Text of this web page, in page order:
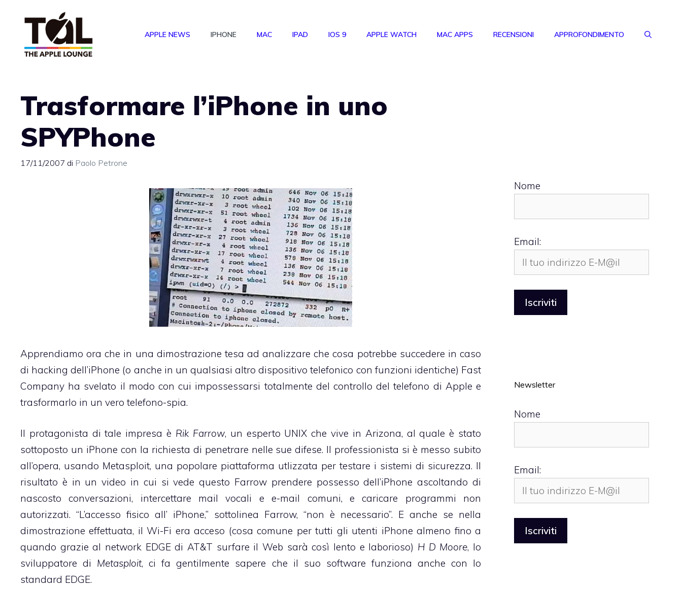
APPLE NEWS IPHONE MAC IPAD IOS 9 APPLE WATCH MAC APPS RECENSIONI APPROFONDIMENTO
Trasformare l’iPhone in uno
SPYPhone
17/11/2007 di Paolo Petrone
Apprendiamo ora che in una dimostrazione tesa ad analizzare che cosa potrebbe succedere in caso
di hacking dell’iPhone (o anche in un qualsiasi altro dispositivo telefonico con funzioni identiche) Fast
Company ha svelato il modo con cui impossessarsi totalmente del controllo del telefono di Apple e
trasformarlo in un vero telefono-spia.
Il protagonista di tale impresa è Rik Farrow, un esperto UNIX che vive in Arizona, al quale è stato
sottoposto un iPhone con la richiesta di penetrare nelle sue difese. Il professionista si è messo subito
all’opera, usando Metasploit, una popolare piattaforma utlizzata per testare i sistemi di sicurezza. Il
risultato è in un video in cui si vede questo Farrow prendere possesso dell’iPhone ascoltando di
nascosto conversazioni, intercettare mail vocali e e-mail comuni, e caricare programmi non
autorizzati. “L’accesso fisico all’ iPhone,” sottolinea Farrow, “non è necessario”. E anche se nella
dimostrazione effettuata, il Wi-Fi era acceso (cosa comune per tutti gli utenti iPhone almeno fino a
quando grazie al network EDGEdi AT&T surfare il Web sarà così lento e laborioso) H D Moore, lo
sviluppatore di Metasploit, ci fa gentilmente sapere che il suo software funziona anche con lo
standard EDGE.
Nome
Email:
Newsletter
Nome
Email: